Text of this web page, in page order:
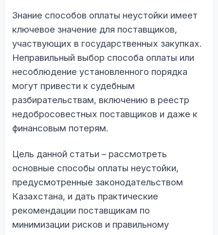
Знание способов оплаты неустойки имеет
ключевое значение для поставщиков,
участвующих в государственных закупках.
Неправильный выбор способа оплаты или
несоблюдение установленного порядка
могут привести к судебным
разбирательствам, включению в реестр
недобросовестных поставщиков и даже к
финансовым потерям.
Цель данной статьи – рассмотреть
основные способы оплаты неустойки,
предусмотренные законодательством
Казахстана, и дать практические
рекомендации поставщикам по
минимизации рисков и правильному